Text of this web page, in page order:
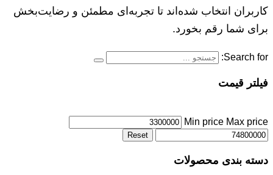
کاربران انتخاب شده‌اند تا تجربه‌ای مطمئن و رضایت‌بخش
برای شما رقم بخورد.
Search for:
فیلتر قیمت
Min price Max price
Reset
دسته بندی محصولات